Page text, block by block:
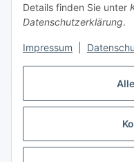
Details finden Sie unter
Datenschutzerklärung.
Impressum